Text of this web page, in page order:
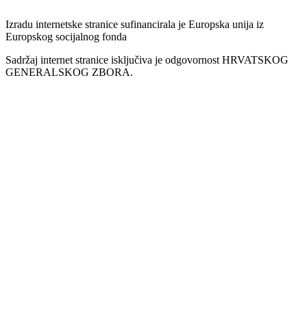
Izradu internetske stranice sufinancirala je Europska unija iz
Europskog socijalnog fonda
Sadržaj internet stranice isključiva je odgovornost HRVATSKOG
GENERALSKOG ZBORA.